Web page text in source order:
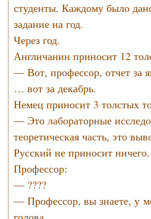
студенты. Каждому было
задание на год.
Через год.
Англичанин приносит 12
— Вот, профессор, отчет за
… вот за декабрь.
Немец приносит 3 толстых
— Это лабораторные
теоретическая часть, это
Русский не приносит ничего.
Профессор:
— ????
— Профессор, вы знаете, у